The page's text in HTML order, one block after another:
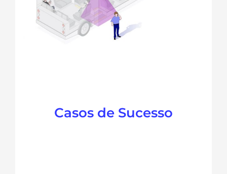
Casos de Sucesso